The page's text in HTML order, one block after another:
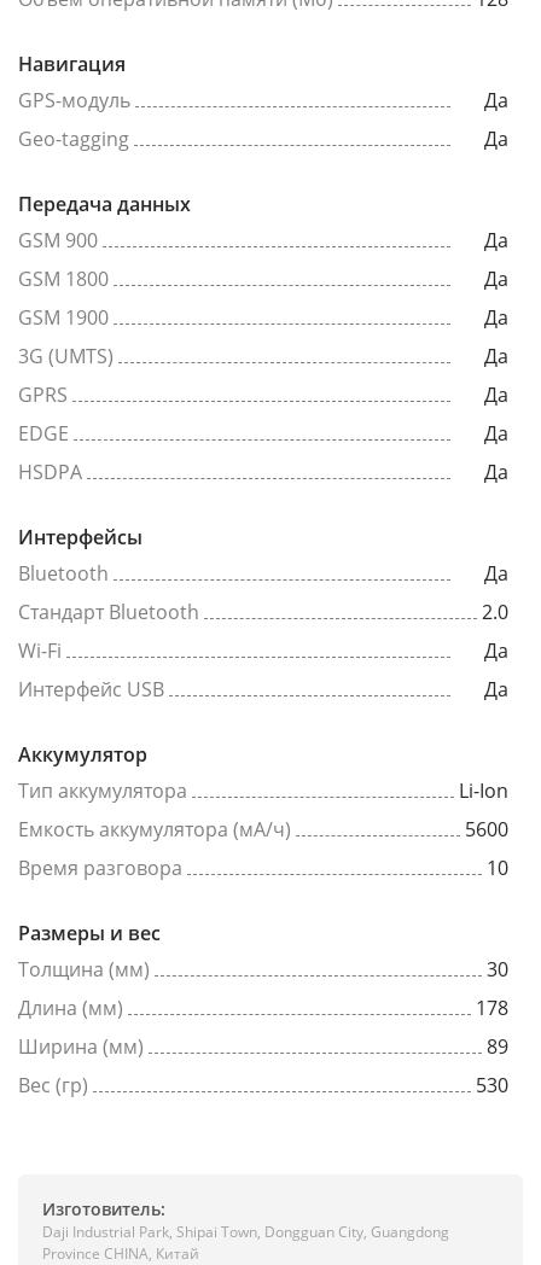
Навигация
GPS-модуль
Да
Geo-tagging
Да
Передача данных
GSM 900
Да
GSM 1800
Да
GSM 1900
Да
3G (UMTS)
Да
GPRS
Да
EDGE
Да
HSDPA
Да
Интерфейсы
Bluetooth
Да
Стандарт Bluetooth
2.0
Wi-Fi
Да
Интерфейс USB
Да
Аккумулятор
Тип аккумулятора
Li-Ion
Емкость аккумулятора (мА/ч)
5600
Время разговора
10
Размеры и вес
Толщина (мм)
30
Длина (мм)
178
Ширина (мм)
89
Вес (гр)
530
Изготовитель:
Daji Industrial Park, Shipai Town, Dongguan City, Guangdong
Province CHINA, Китай